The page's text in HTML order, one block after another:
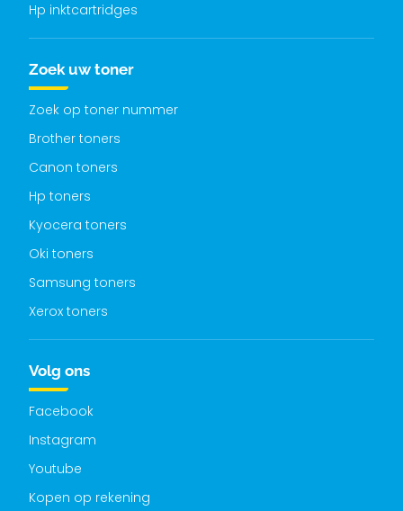
Hp inktcartridges
Zoek uw toner
Zoek op toner nummer
Brother toners
Canon toners
Hp toners
Kyocera toners
Oki toners
Samsung toners
Xerox toners
Volg ons
Facebook
Instagram
Youtube
Kopen op rekening